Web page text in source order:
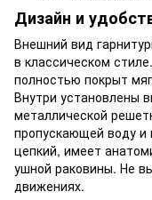
Дизайн и
Внешний вид
в классическом
полностью покрыт
Внутри установлены
металлической
пропускающей воду и
цепкий, имеет
ушной раковины. Не
движениях.